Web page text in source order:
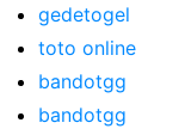
gedetogel
toto online
bandotgg
bandotgg